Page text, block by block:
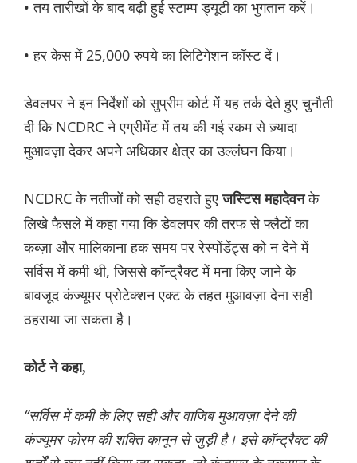
• तय तारीखों के बाद बढ़ी हुई स्टाम्प ड्यूटी का भुगतान करें।
• हर केस में 25,000 रुपये का लिटिगेशन कॉस्ट दें।
डेवलपर ने इन निर्देशों को सुप्रीम कोर्ट में यह तर्क देते हुए चुनौती
दी कि NCDRC ने एग्रीमेंट में तय की गई रकम से ज़्यादा
मुआवज़ा देकर अपने अधिकार क्षेत्र का उल्लंघन किया।
NCDRC के नतीजों को सही ठहराते हुएजस्टिस महादेवनके
लिखे फैसले में कहा गया कि डेवलपर की तरफ से फ्लैटों का
कब्ज़ा और मालिकाना हक समय पर रेस्पोंडेंट्स को न देने में
सर्विस में कमी थी, जिससे कॉन्ट्रैक्ट में मना किए जाने के
बावजूद कंज्यूमर प्रोटेक्शन एक्ट के तहत मुआवज़ा देना सही
ठहराया जा सकता है।
कोर्ट ने कहा,
“सर्विस में कमी के लिए सही और वाजिब मुआवज़ा देने की
कंज्यूमर फोरम की शक्ति कानून से जुड़ी है। इसे कॉन्ट्रैक्ट की